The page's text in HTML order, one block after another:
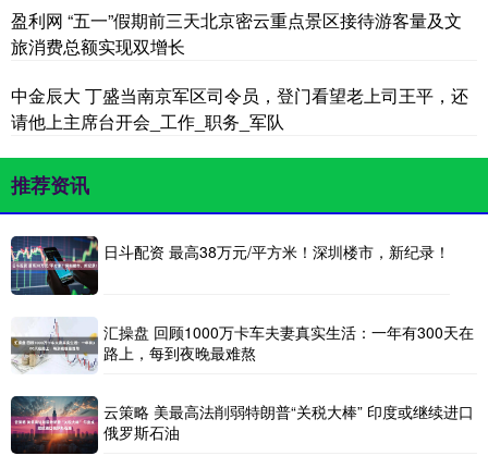
盈利网 “五一”假期前三天北京密云重点景区接待游客量及文
旅消费总额实现双增长
中金辰大 丁盛当南京军区司令员，登门看望老上司王平，还
请他上主席台开会_工作_职务_军队
推荐资讯
日斗配资 最高38万元/平方米！深圳楼市，新纪录！
汇操盘 回顾1000万卡车夫妻真实生活：一年有300天在
路上，每到夜晚最难熬
云策略 美最高法削弱特朗普“关税大棒” 印度或继续进口
俄罗斯石油